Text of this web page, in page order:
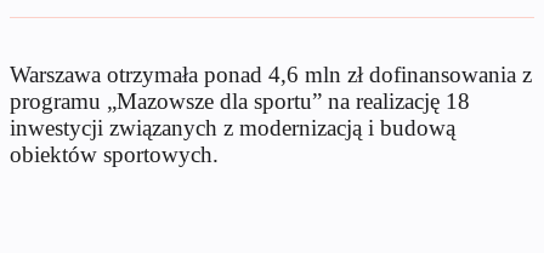
Warszawa otrzymała ponad 4,6 mln zł dofinansowania z
programu „Mazowsze dla sportu” na realizację 18
inwestycji związanych z modernizacją i budową
obiektów sportowych.